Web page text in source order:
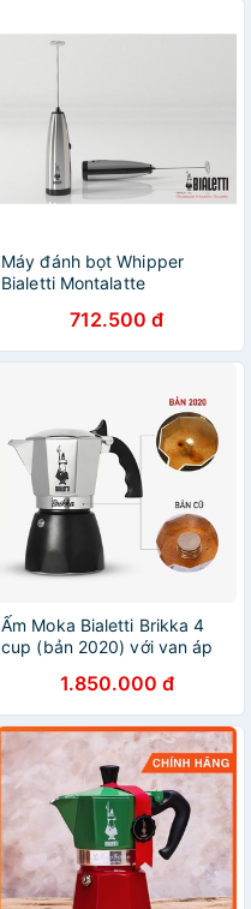
Máy đánh bọt Whipper
Bialetti Montalatte
712.500 đ
Ấm Moka Bialetti Brikka 4
cup (bản 2020) với van áp
Romania1.850.000 đ